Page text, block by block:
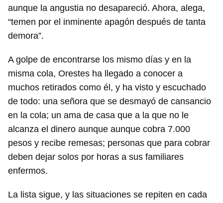
aunque la angustia no desapareció. Ahora, alega,
“temen por el inminente apagón después de tanta
demora”.
A golpe de encontrarse los mismo días y en la
misma cola, Orestes ha llegado a conocer a
muchos retirados como él, y ha visto y escuchado
de todo: una señora que se desmayó de cansancio
en la cola; un ama de casa que a la que no le
alcanza el dinero aunque aunque cobra 7.000
pesos y recibe remesas; personas que para cobrar
deben dejar solos por horas a sus familiares
enfermos.
La lista sigue, y las situaciones se repiten en cada